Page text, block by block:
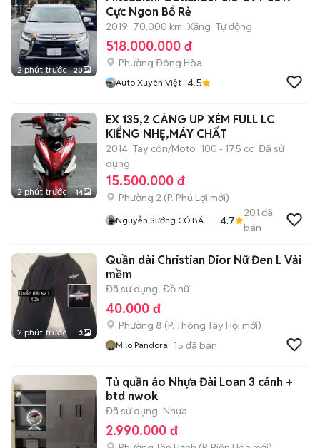
2 phút trước 20
Cực Ngon Bổ Rẻ
2019 70.000 km Xăng Tự động
518.000.000 đ
Phường Đông Hòa
Auto Xuyên Việt 4.5
2 phút trước 14
EX 135,2 CÀNG UP XÉM FULL LC
KIỂNG NHẸ,MÁY CHẤT
2014 Tay côn/Moto 100 - 175 cc Đã sử
dụng
15.500.000 đ
Phường 2 (P. Phú Lợi mới)
Nguyễn Sướng CÓ BÁN
4.7
201 đã
bán
2 phút trước 3
Quần dài Christian Dior Nữ Đen L Vải
mềm
Đã sử dụng Đồ nữ
40.000 đ
Phường 8 (P. Thông Tây Hội mới)
Milo Pandora 15 đã bán
Tủ quần áo Nhựa Đài Loan 3 cánh +
btd nwok
Đã sử dụng Nhựa
2.990.000 đ